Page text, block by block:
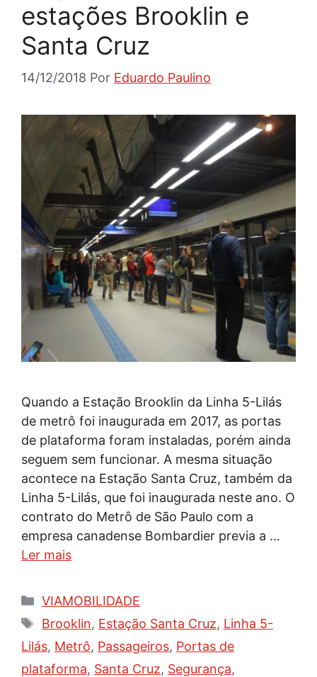
estações Brooklin e
Santa Cruz
14/12/2018 Por Eduardo Paulino
Quando a Estação Brooklin da Linha 5-Lilás
de metrô foi inaugurada em 2017, as portas
de plataforma foram instaladas, porém ainda
seguem sem funcionar. A mesma situação
acontece na Estação Santa Cruz, também da
Linha 5-Lilás, que foi inaugurada neste ano. O
contrato do Metrô de São Paulo com a
empresa canadense Bombardier previa a …
Ler mais
Categorias
VIAMOBILIDADE
Tags
Brooklin, Estação Santa Cruz, Linha 5-
Lilás, Metrô, Passageiros, Portas de
plataforma, Santa Cruz, Segurança,